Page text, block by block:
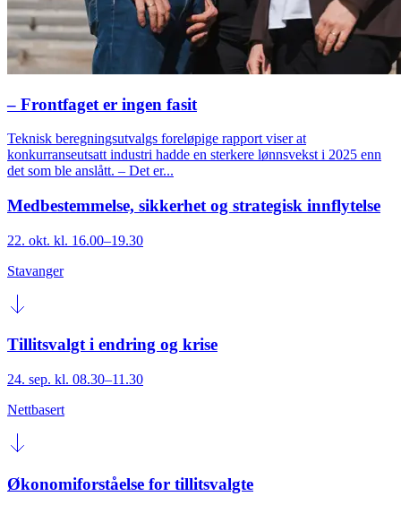
– Frontfaget er ingen fasit
Teknisk beregningsutvalgs foreløpige rapport viser at
konkurranseutsatt industri hadde en sterkere lønnsvekst i 2025 enn
det som ble anslått. – Det er...
Medbestemmelse, sikkerhet og strategisk innflytelse
22. okt. kl. 16.00–19.30
Stavanger
Tillitsvalgt i endring og krise
24. sep. kl. 08.30–11.30
Nettbasert
Økonomiforståelse for tillitsvalgte